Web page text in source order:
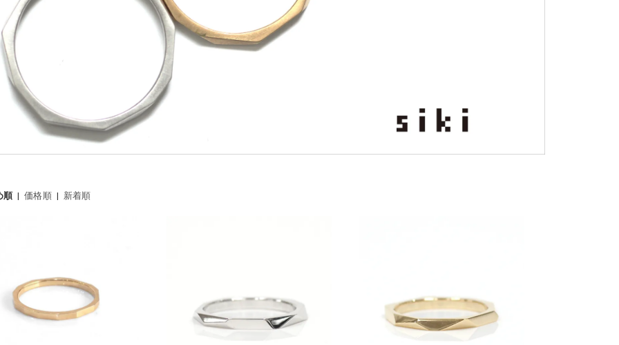
順| 価格順| 新着順